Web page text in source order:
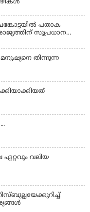
പതാക
രാജ്യത്തിന് സുപ്രധാന
തിന്നുന്ന
വലിയ